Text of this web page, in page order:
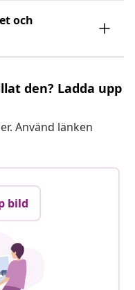
och
den? Ladda upp
Använd länken
bild